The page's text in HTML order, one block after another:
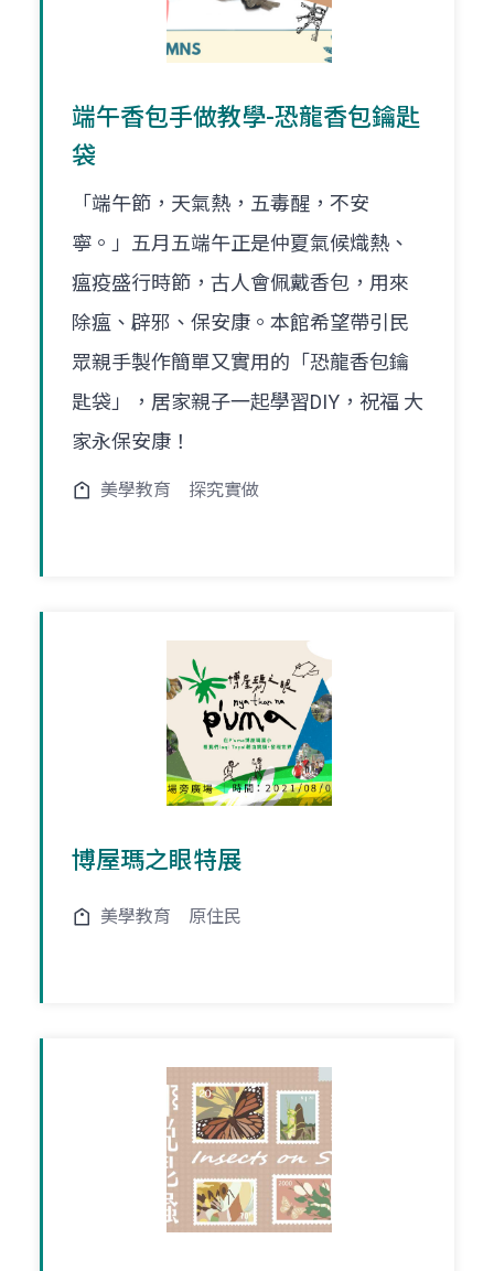
端午香包手做教學-恐龍香包鑰匙
袋
「端午節，天氣熱，五毒醒，不安
寧。」五月五端午正是仲夏氣候熾熱、
瘟疫盛行時節，古人會佩戴香包，用來
除瘟、辟邪、保安康。本館希望帶引民
眾親手製作簡單又實用的「恐龍香包鑰
匙袋」，居家親子一起學習DIY，祝福 大
家永保安康！
美學教育 探究實做
博屋瑪之眼特展
美學教育 原住民